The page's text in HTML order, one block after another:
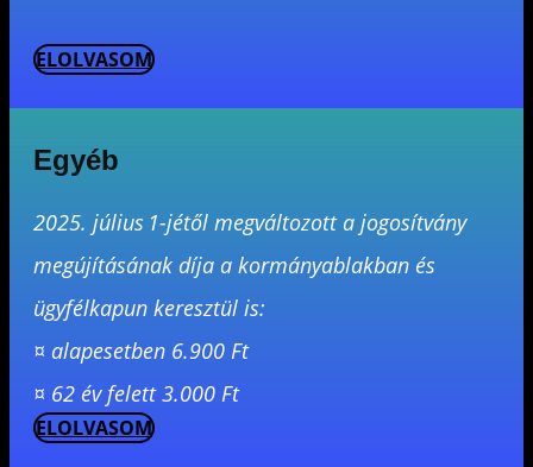
ELOLVASOM
Egyéb
2025. július 1-jétől megváltozott a jogosítvány
megújításának díja a kormányablakban és
ügyfélkapun keresztül is:
¤ alapesetben 6.900 Ft
¤ 62 év felett 3.000 Ft
ELOLVASOM